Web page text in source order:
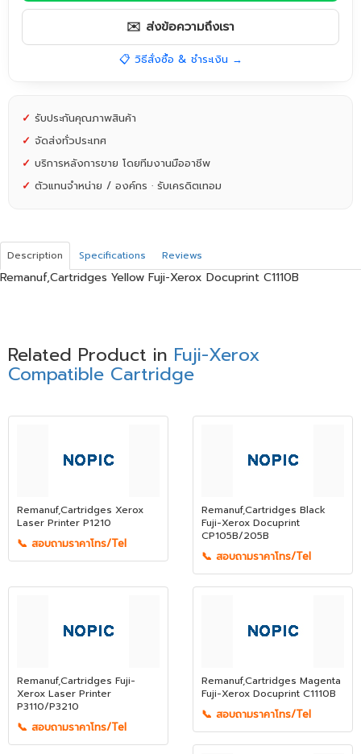
✉️ ส่งข้อความถึงเรา
📋 วิธีสั่งซื้อ & ชำระเงิน →
✓ รับประกันคุณภาพสินค้า
✓ จัดส่งทั่วประเทศ
✓ บริการหลังการขาย โดยทีมงานมืออาชีพ
✓ ตัวแทนจำหน่าย / องค์กร · รับเครดิตเทอม
Description Specifications Reviews
Remanuf,Cartridges Yellow Fuji-Xerox Docuprint C1110B
Related Product in Fuji-Xerox
Compatible Cartridge
Remanuf,Cartridges Xerox
Laser Printer P1210
📞 สอบถามราคาโทร/Tel
Remanuf,Cartridges Black
Fuji-Xerox Docuprint
CP105B/205B
📞 สอบถามราคาโทร/Tel
Remanuf,Cartridges Fuji-
Xerox Laser Printer
P3110/P3210
📞 สอบถามราคาโทร/Tel
Remanuf,Cartridges Magenta
Fuji-Xerox Docuprint C1110B
📞 สอบถามราคาโทร/Tel